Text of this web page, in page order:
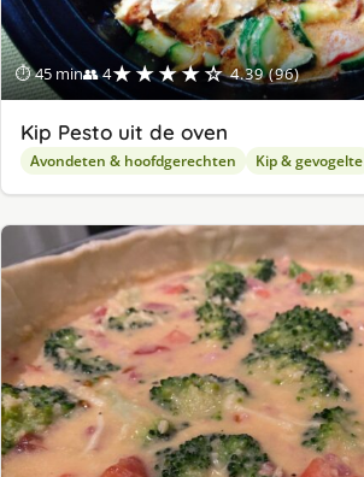
⏱ 45 min👥 4★★★★☆ 4.39 (96)
Kip Pesto uit de oven
Avondeten & hoofdgerechten Kip & gevogelte